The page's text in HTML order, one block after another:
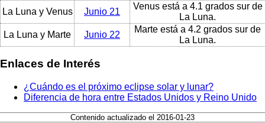
La Luna y Venus
Junio 21
Venus está a 4.1 grados sur de
La Luna.
La Luna y Marte
Junio 22
Marte está a 4.2 grados sur de
La Luna.
Enlaces de Interés
¿Cuándo es el próximo eclipse solar y lunar?
Diferencia de hora entre Estados Unidos y Reino Unido
Contenido actualizado el 2016-01-23